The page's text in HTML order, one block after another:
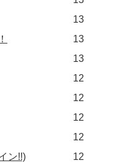
13
13
13
12
12
12
12
ン!!)
12